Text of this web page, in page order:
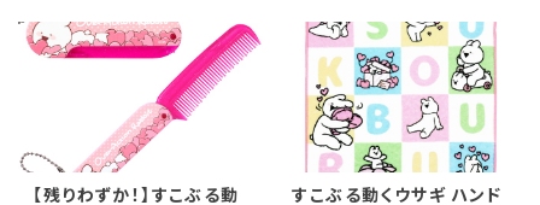
【残りわずか！】すこぶる動
すこぶる動くウサギ ハンド